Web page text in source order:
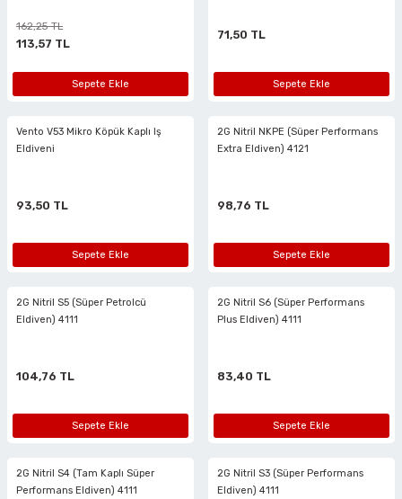
Tabancaları
162,25 TL
113,57 TL
Sepete Ekle
71,50 TL
Sepete Ekle
Vento V53 Mikro Köpük Kaplı Iş
Eldiveni
93,50 TL
Sepete Ekle
2G Nitril NKPE (Süper Performans
Extra Eldiven) 4121
98,76 TL
Sepete Ekle
2G Nitril S5 (Süper Petrolcü
Eldiven) 4111
104,76 TL
Sepete Ekle
2G Nitril S6 (Süper Performans
Plus Eldiven) 4111
83,40 TL
Sepete Ekle
2G Nitril S4 (Tam Kaplı Süper
Performans Eldiven) 4111
2G Nitril S3 (Süper Performans
Eldiven) 4111